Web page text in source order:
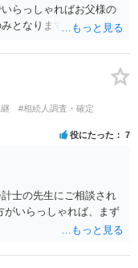
らっしゃればお父様の
となります。遺言がな
#相続人調査・確定
役にたった 7
士の先生にご相談され
がいらっしゃれば、まず